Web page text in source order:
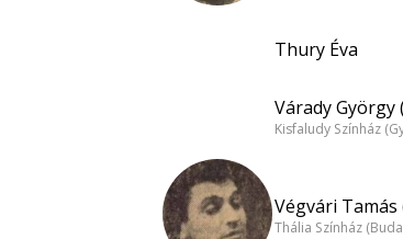
Thury Éva
Várady György
Kisfaludy Színház
Végvári Tamás
Thália Színház